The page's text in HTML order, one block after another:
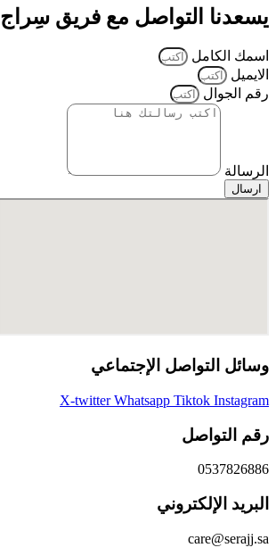
يسعدنا التواصل مع فريق سِراج
اسمك الكامل
الايميل
رقم الجوال
الرسالة
ارسال
وسائل التواصل الإجتماعي
X-twitter Whatsapp Tiktok Instagram
رقم التواصل
0537826886
البريد الإلكتروني
care@serajj.sa